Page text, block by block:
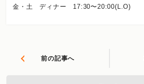
金・土 ディナー 17:30〜20:00(L.O)
前の記事へ